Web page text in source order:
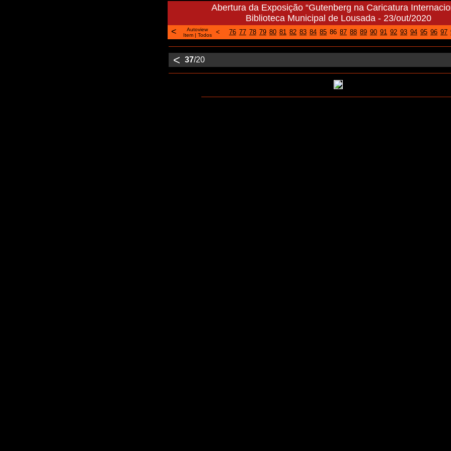
Abertura da Exposição “Gutenberg na Caricatura
Biblioteca Municipal de Lousada - 23/out/2020
<
Autoview
Item| Todos < 76 77 78 79 80 81 82 83 84 85 86 87 88 89 90 91 92 93 94 95 96 97
< 37/20